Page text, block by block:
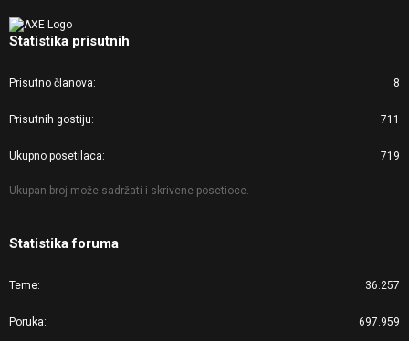
Statistika prisutnih
Prisutno članova 8
Prisutnih gostiju 711
Ukupno posetilaca 719
Ukupan broj može sadržati i skrivene posetioce.
Statistika foruma
Teme 36.257
Poruka 697.959